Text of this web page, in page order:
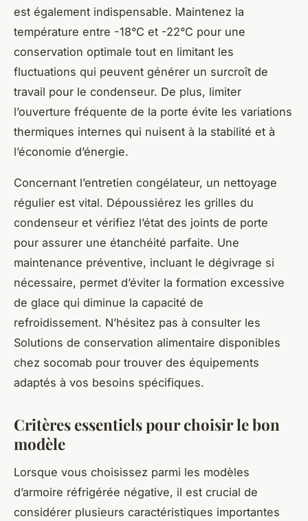
est également indispensable. Maintenez la
température entre -18°C et -22°C pour une
conservation optimale tout en limitant les
fluctuations qui peuvent générer un surcroît de
travail pour le condenseur. De plus, limiter
l’ouverture fréquente de la porte évite les variations
thermiques internes qui nuisent à la stabilité et à
l’économie d’énergie.
Concernant l’entretien congélateur, un nettoyage
régulier est vital. Dépoussiérez les grilles du
condenseur et vérifiez l’état des joints de porte
pour assurer une étanchéité parfaite. Une
maintenance préventive, incluant le dégivrage si
nécessaire, permet d’éviter la formation excessive
de glace qui diminue la capacité de
refroidissement. N’hésitez pas à consulter les
Solutions de conservation alimentaire disponibles
chez socomab pour trouver des équipements
adaptés à vos besoins spécifiques.
Critères essentiels pour choisir le bon
modèle
Lorsque vous choisissez parmi les modèles
d’armoire réfrigérée négative, il est crucial de
considérer plusieurs caractéristiques importantes